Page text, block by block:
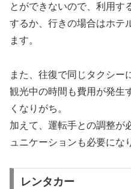
とができないので、利用す
するか、行きの場合はホテ
ます。
また、往復で同じタクシー
観光中の時間も費用が発生
くなりがち。
加えて、運転手との調整が
ュニケーションも必要にな
レンタカー